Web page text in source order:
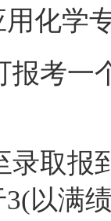
化学
考一
取报
以满